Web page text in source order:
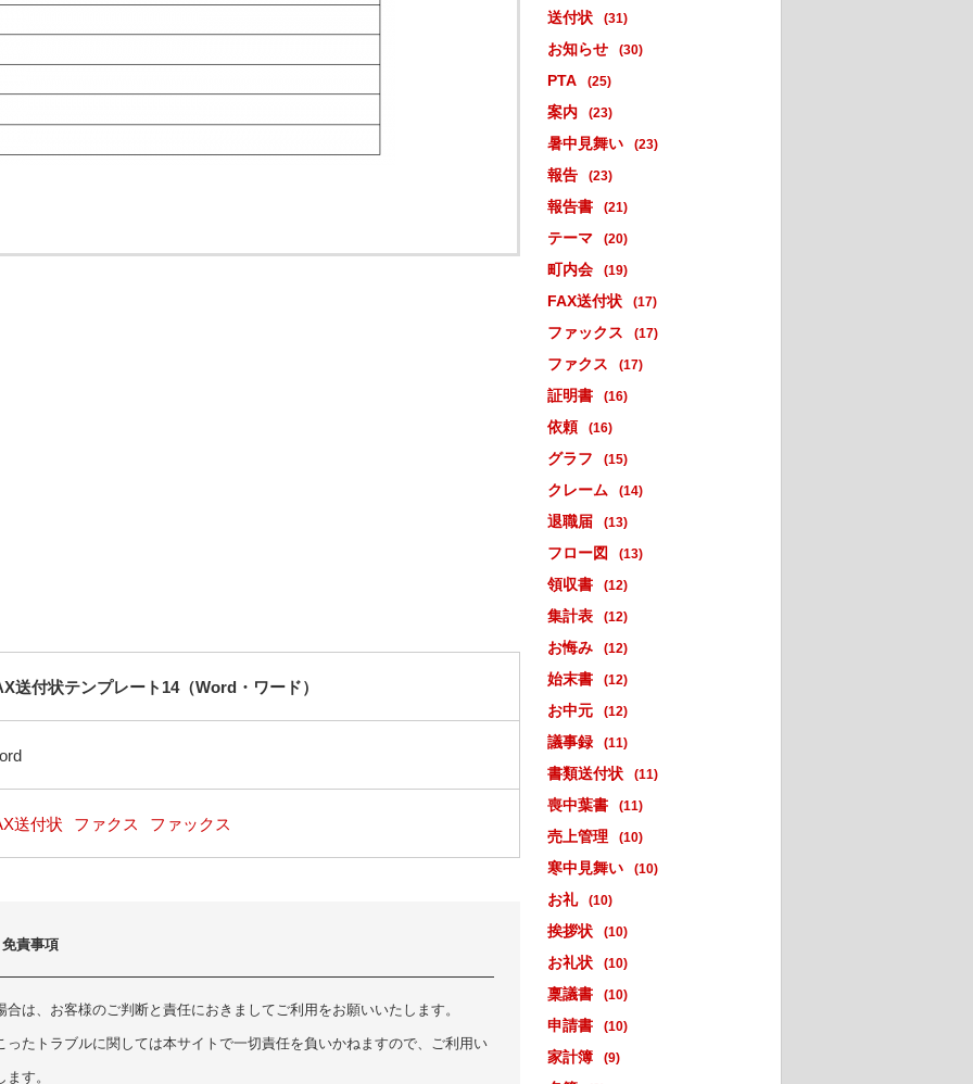
送付状テンプレート14（Word・ワード）
送付状 ファクス ファックス
責事項
は、お客様のご判断と責任におきましてご利用をお願いいたします。
ったトラブルに関しては本サイトで一切責任を負いかねますので、ご利用い
す。
送付状 (31)
お知らせ (30)
PTA (25)
案内 (23)
暑中見舞い (23)
報告 (23)
報告書 (21)
テーマ (20)
町内会 (19)
FAX送付状 (17)
ファックス (17)
ファクス (17)
証明書 (16)
依頼 (16)
グラフ (15)
クレーム (14)
退職届 (13)
フロー図 (13)
領収書 (12)
集計表 (12)
お悔み (12)
始末書 (12)
お中元 (12)
議事録 (11)
書類送付状 (11)
喪中葉書 (11)
売上管理 (10)
寒中見舞い (10)
お礼 (10)
挨拶状 (10)
お礼状 (10)
稟議書 (10)
申請書 (10)
家計簿 (9)